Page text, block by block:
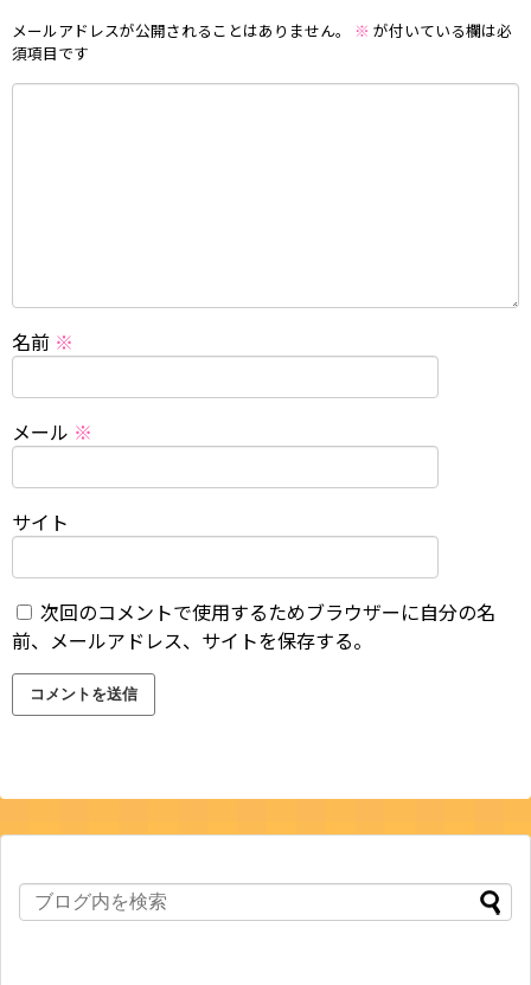
メールアドレスが公開されることはありません。 ※ が付いている欄は必
須項目です
名前 ※
メール ※
サイト
次回のコメントで使用するためブラウザーに自分の名
前、メールアドレス、サイトを保存する。